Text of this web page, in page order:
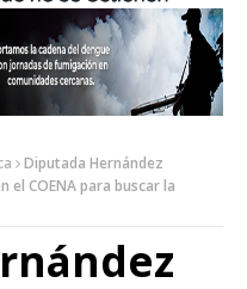
Diputada Hernández
el COENA para buscar la